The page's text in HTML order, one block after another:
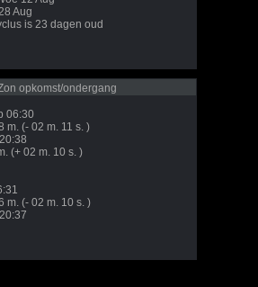
Aug
is 23 dagen oud
opkomst/ondergang
06:30
m. (- 02 m. 11 s. )
(+ 02 m. 10 s. )
m. (- 02 m. 10 s. )